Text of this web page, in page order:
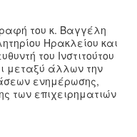
του κ. Βαγγέλη
Ηρακλείου και
του Ινστιτούτου
μεταξύ άλλων την
ενημέρωσης,
των επιχειρηματιών